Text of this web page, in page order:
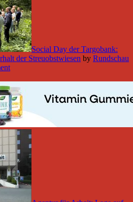
Social Day der Targobank:
der Streuobstwiesen by Rundschau